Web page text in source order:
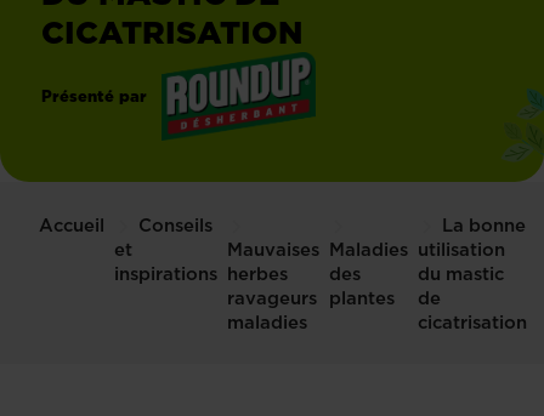
CICATRISATION
Présenté par
Accueil
Conseils
et
inspirations
Mauvaises
herbes
ravageurs
maladies
Maladies
des
plantes
La bonne
utilisation
du mastic
de
cicatrisation